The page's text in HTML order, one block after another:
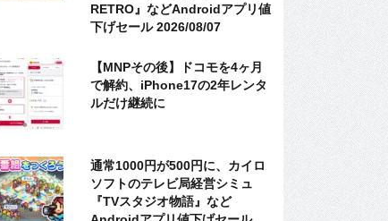
RETRO』などAndroidアプリ値
下げセール 2026/08/07
【MNPその後】ドコモを4ヶ月
で解約、iPhone17の2年レンタ
ルだけ継続に
通常1000円が500円に、カイロ
ソフトのテレビ局経営シミュ
『TVスタジオ物語』など